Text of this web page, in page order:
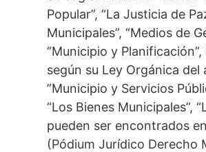
Popular”, “La Justicia de
Municipales”, “Medios de
“Municipio y
según su Ley Orgánica del
”Municipio y Servicios
“Los Bienes Municipales”,
pueden ser encontrados
(Pódium Jurídico Derecho